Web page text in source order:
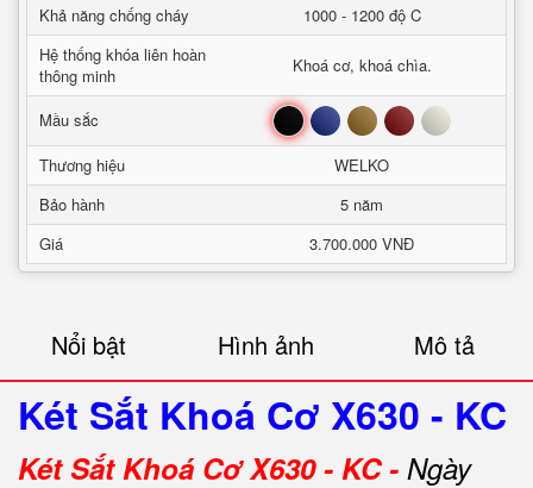
Khả năng chống cháy
1000 - 1200 độ C
Hệ thống khóa liên hoàn
thông minh
Khoá cơ, khoá chìa.
Mầu sắc Đen Xanh Nâu Đỏ Trắng
Thương hiệu
WELKO
Bảo hành
5 năm
Giá
3.700.000 VNĐ
Nổi bật Hình ảnh Mô tả
Két Sắt Khoá Cơ X630 - KC
Két Sắt Khoá Cơ X630 - KC - Ngày